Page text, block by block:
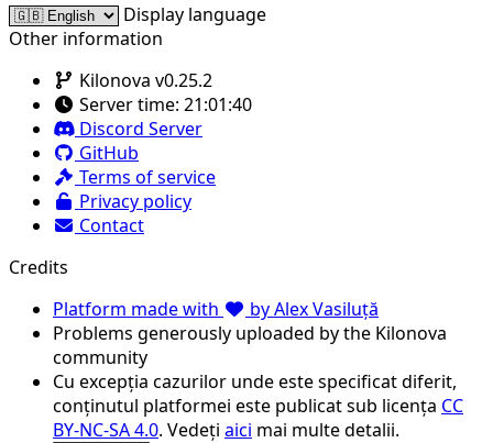
Display language
Other information
Kilonova v0.25.2
Server time: 21:01:40
Discord Server
GitHub
Terms of service
Privacy policy
Contact
Credits
Platform made with
by Alex Vasiluță
Problems generously uploaded by the Kilonova
community
Cu excepția cazurilor unde este specificat diferit,
conținutul platformei este publicat sub licența CC
BY-NC-SA 4.0. Vedeți aici mai multe detalii.